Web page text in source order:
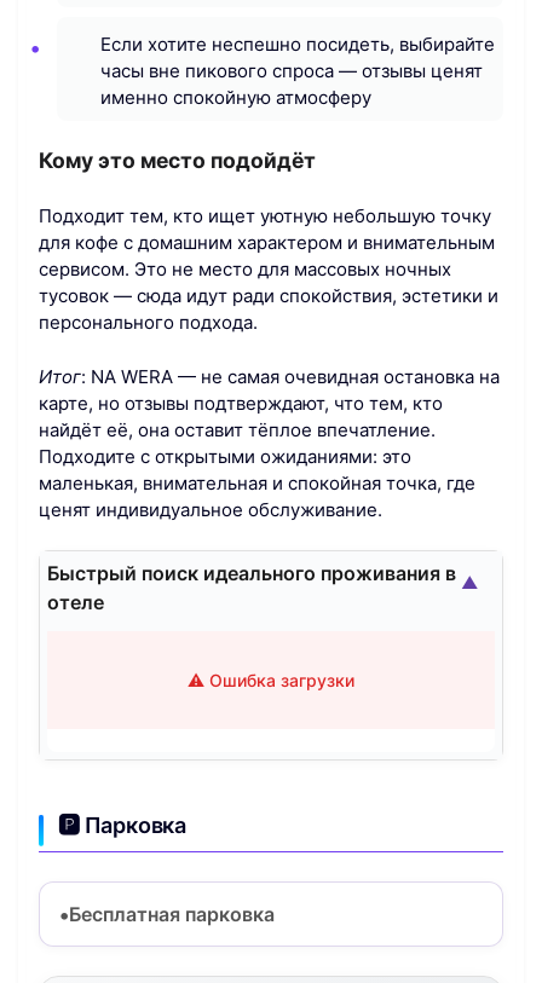
Если хотите неспешно посидеть, выбирайте
часы вне пикового спроса — отзывы ценят
именно спокойную атмосферу
Кому это место подойдёт
Подходит тем, кто ищет уютную небольшую точку
для кофе с домашним характером и внимательным
сервисом. Это не место для массовых ночных
тусовок — сюда идут ради спокойствия, эстетики и
персонального подхода.
Итог: NA WERA — не самая очевидная остановка на
карте, но отзывы подтверждают, что тем, кто
найдёт её, она оставит тёплое впечатление.
Подходите с открытыми ожиданиями: это
маленькая, внимательная и спокойная точка, где
ценят индивидуальное обслуживание.
Быстрый поиск идеального проживания в
отеле
⚠️ Ошибка загрузки
▲
🅿️ Парковка
Бесплатная парковка